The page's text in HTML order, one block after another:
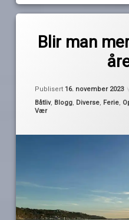
Blir man
Publisert 16. november 2023
Kategorier:
Båtliv, Blogg, Diverse, Ferie,
Vær
båtbruk
høst
kalesjebåt